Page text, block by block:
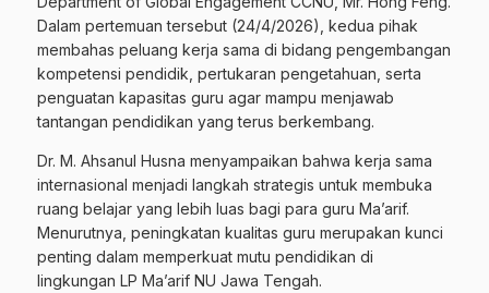
Dalam pertemuan tersebut (24/4/2026), kedua pihak
membahas peluang kerja sama di bidang pengembangan
kompetensi pendidik, pertukaran pengetahuan, serta
penguatan kapasitas guru agar mampu menjawab
tantangan pendidikan yang terus berkembang.
Dr. M. Ahsanul Husna menyampaikan bahwa kerja sama
internasional menjadi langkah strategis untuk membuka
ruang belajar yang lebih luas bagi para guru Ma’arif.
Menurutnya, peningkatan kualitas guru merupakan kunci
penting dalam memperkuat mutu pendidikan di
lingkungan LP Ma’arif NU Jawa Tengah.